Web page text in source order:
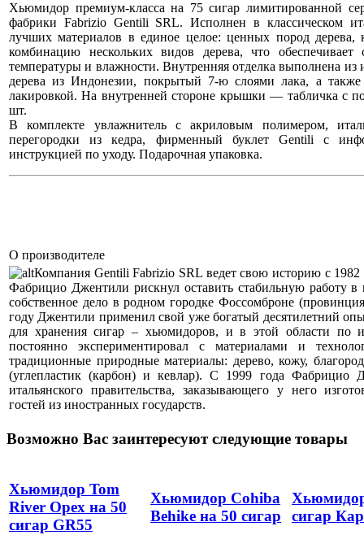
Хьюмидор премиум-класса на 75 сигар лимитированной
фабрики Fabrizio Gentili SRL. Исполнен в классическом
лучших материалов в единое целое: ценных пород дерева,
комбинацию нескольких видов дерева, что
температуры и влажности. Внутренняя отделка выполнена
дерева из Индонезии, покрытый 7-ю слоями лака, а также
лакировкой. На внутренней стороне крышки — табличка с
шт.
В комплекте увлажнитель с акриловым полимером,
перегородки из кедра, фирменный буклет Gentili с
инструкцией по уходу. Подарочная упаковка.
О производителе
Компания Gentili Fabrizio SRL ведет свою историю с 1982
Фабрицио Джентили рискнул оставить стабильную работу в
собственное дело в родном городке Фоссомброне
году Джентили применил свой уже богатый десятилетний
для хранения сигар – хьюмидоров, и в этой области по
постоянно экспериментировал с материалами и
традиционные природные материалы: дерево, кожу,
(углепластик (карбон) и кевлар). С 1999 года Фабрицио
итальянского правительства, заказывающего у него
гостей из иностранных государств.
Возможно Вас заинтересуют следующие товары
Хьюмидор Tom
River Орех на 50
сигар GR55
Хьюмидор Cohiba
Behike на 50 сигар
сигар